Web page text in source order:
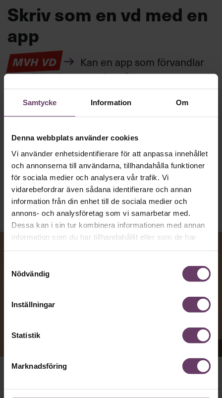
Samtycke Information Om
Denna webbplats använder cookies
Vi använder enhetsidentifierare för att anpassa innehållet
och annonserna till användarna, tillhandahålla funktioner
för sociala medier och analysera vår trafik. Vi
vidarebefordrar även sådana identifierare och annan
information från din enhet till de sociala medier och
annons- och analysföretag som vi samarbetar med.
Dessa kan i sin tur kombinera informationen med annan
information som du har tillhandahållit eller som de har
Nödvändig
Inställningar
Statistik
Marknadsföring
Skriv som en vd med en
app
MVH VD
Kan en app som förvandlar
text till korthugget vd-språk – utan
artighetsfraser, men gärna stavfel – vara
vägen för den som vill nå fram till
toppcheferna?
Kommunikation
Text: Fredrik Kullberg
Publicerad2026-08-07
mejl från främlingar. Men studentenBen Horwitzpå